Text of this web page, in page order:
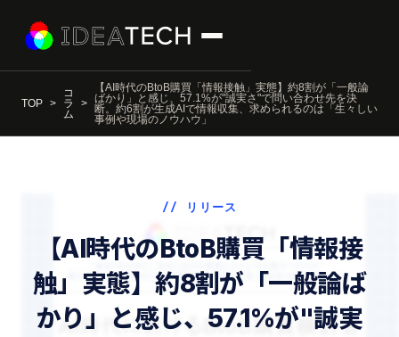
TOP
コ
ラ
ム
【AI時代のBtoB購買「情報接触」実態】約8割が「一般論
ばかり」と感じ、57.1%が"誠実さ"で問い合わせ先を決
断。約6割が生成AIで情報収集、求められるのは「生々しい
事例や現場のノウハウ」
// リリース
【AI時代のBtoB購買「情報接
触」実態】約8割が「一般論ば
かり」と感じ、57.1%が"誠実